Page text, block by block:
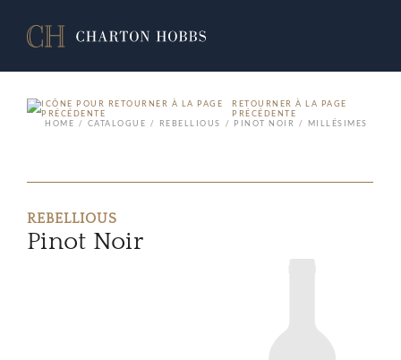
RETOURNER À LA PAGE
PRÉCÉDENTE
HOME
CATALOGUE REBELLIOUS PINOT NOIR MILLÉSIMES
REBELLIOUS
Pinot Noir